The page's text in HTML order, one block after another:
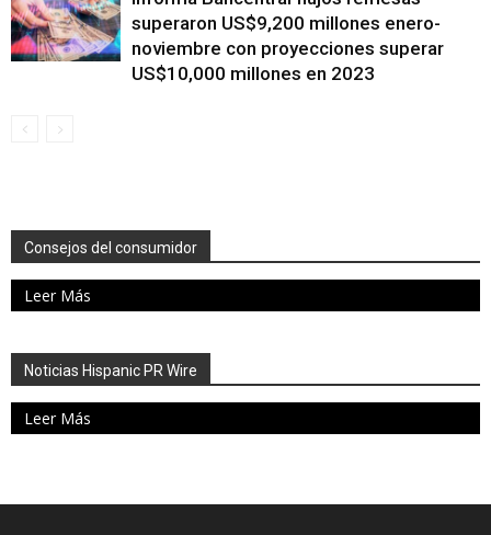
superaron US$9,200 millones enero-
noviembre con proyecciones superar
US$10,000 millones en 2023
Consejos del consumidor
Leer Más
Noticias Hispanic PR Wire
Leer Más